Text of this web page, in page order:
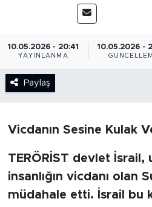
10.05.2026 - 20:41
YAYINLANMA
10.05.2026 -
Paylaş
Vicdanın Sesine Kulak
TERÖRİST devlet İsrail,
insanlığın vicdanı olan
müdahale etti. İsrail bu
BİLİM-TEKNOLOJİ
RÖPÖRTAJ
ANALİZ
Süper Lig Puan